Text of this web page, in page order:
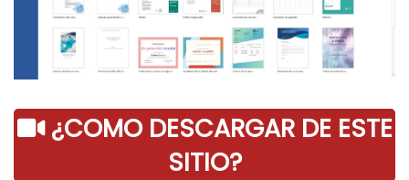
¿COMO DESCARGAR DE ESTE
SITIO?